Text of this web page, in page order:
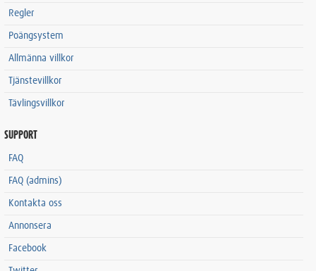
Regler
Poängsystem
Allmänna villkor
Tjänstevillkor
Tävlingsvillkor
SUPPORT
FAQ
FAQ (admins)
Kontakta oss
Annonsera
Facebook